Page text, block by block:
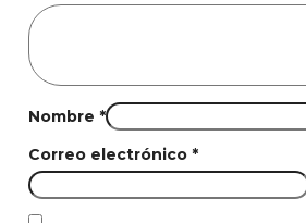
Nombre *
Correo electrónico *